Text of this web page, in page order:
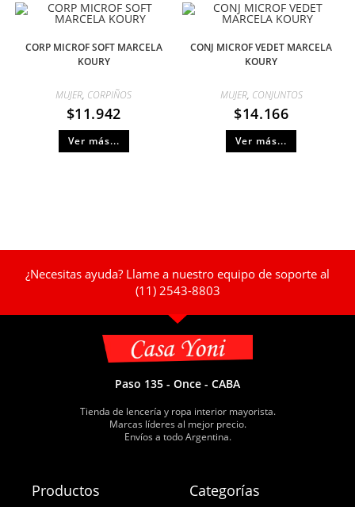
CORP MICROF SOFT MARCELA
KOURY
MUJER, CORPIÑOS
$11.942
Ver más...
CONJ MICROF VEDET MARCELA
KOURY
MUJER, CONJUNTOS
$14.166
Ver más...
¿Necesitas ayuda? Llame a nuestro equipo de soporte al
(11) 2543-8803
Paso 135 - Once - CABA
Tienda de lencería y ropa interior mayorista.
Marcas líderes al mejor precio.
Envíos a todo Argentina.
Productos Categorías